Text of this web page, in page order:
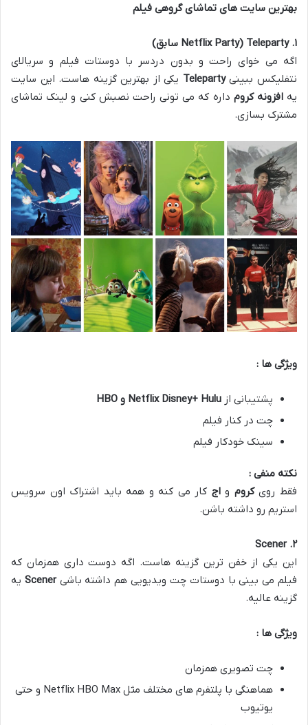
بهترین سایت های تماشای گروهی فیلم
۱. Teleparty (Netflix Party سابق)
اگه می خوای راحت و بدون دردسر با دوستات فیلم و سریالای
نتفلیکس ببینیTeleparty یکی از بهترین گزینه هاست. این سایت
یهافزونه کروم داره که می تونی راحت نصبش کنی و لینک تماشای
مشترک بسازی.
ویژگی ها :
پشتیبانی از Netflix Disney+ Hulu و
چت در کنار فیلم
سینک خودکار فیلم
نکته منفی :
فقط رویکروم واج کار می کنه و همه باید اشتراک اون سرویس
استریم رو داشته باشن.
۲. Scener
این یکی از خفن ترین گزینه هاست. اگه دوست داری همزمان که
فیلم می بینی با دوستات چت ویدیویی هم داشته باشیScener یه
گزینه عالیه.
ویژگی ها :
چت تصویری همزمان
هماهنگی با پلتفرم های مختلف مثل Netflix HBO Max و حتی
یوتیوب